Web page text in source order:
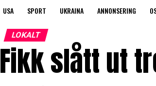
USA SPORT UKRAINA ANNONSERING
LOKALT
Fikk slått ut